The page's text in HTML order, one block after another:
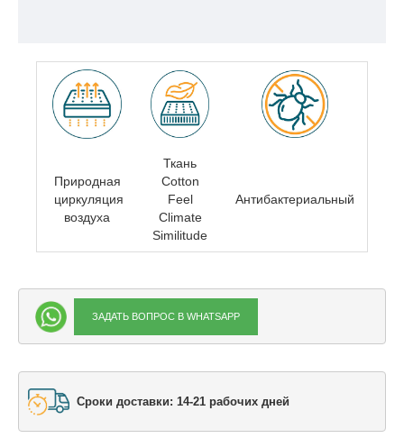
Природная
циркуляция
воздуха
Ткань
Cotton
Feel
Climate
Similitude
Антибактериальный
ЗАДАТЬ ВОПРОС В WHATSAPP
Сроки доставки: 14-21 рабочих дней